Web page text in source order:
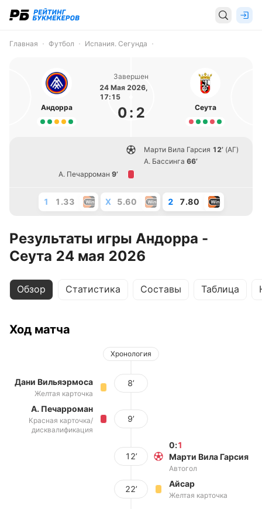
Главная Футбол Испания. Сегунда
Андорра
Завершен
24 Мая 2026,
17:15
0: 2 Сеута
Марти Вила Гарсия 12’ (АГ)
А. Бассинга 66’
А. Печарроман 9’
1 1.33 X 5.60 2 7.80
Результаты игры Андорра -
Сеута 24 мая 2026
Обзор Статистика Составы Таблица
Ход матча
Хронология
Дани Вильяэрмоса
Желтая карточка
8’
А. Печарроман
Красная карточка/
дисквалификация
9’
12’
0:1
Марти Вила Гарсия
Автогол
22’
Айсар
Желтая карточка